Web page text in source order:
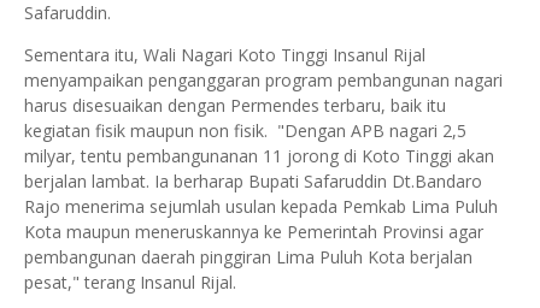
Safaruddin.
Sementara itu, Wali Nagari Koto Tinggi Insanul Rijal
menyampaikan penganggaran program pembangunan nagari
harus disesuaikan dengan Permendes terbaru, baik itu
kegiatan fisik maupun non fisik. "Dengan APB nagari 2,5
milyar, tentu pembangunanan 11 jorong di Koto Tinggi akan
berjalan lambat. Ia berharap Bupati Safaruddin Dt.Bandaro
Rajo menerima sejumlah usulan kepada Pemkab Lima Puluh
Kota maupun meneruskannya ke Pemerintah Provinsi agar
pembangunan daerah pinggiran Lima Puluh Kota berjalan
pesat," terang Insanul Rijal.